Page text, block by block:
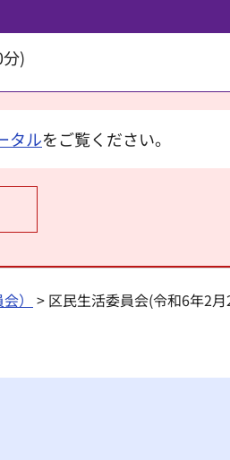
)
タルをご覧ください。
） > 区民生活委員会(令和6年2